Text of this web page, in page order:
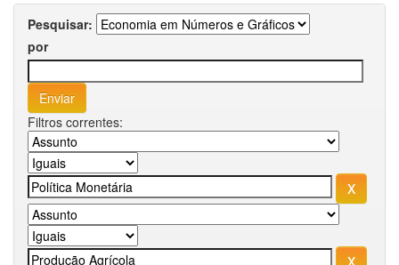
Pesquisar:
por
Filtros correntes: